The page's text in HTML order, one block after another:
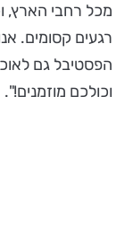
מכל רחבי הארץ,
רגעים קסומים.
הפסטיבל גם
וכולכם מוזמנים!".